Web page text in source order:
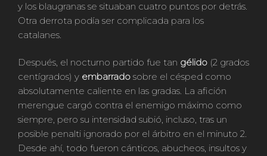
y los blaugranas se situaban cuatro puntos por detrás.
Otra derrota podía ser complicada para los
catalanes.
Después, el nocturno partido fue tan gélido (2 grados
centígrados) y embarrado sobre el césped como
absolutamente caliente en las gradas. La afición
merengue cargó contra el enemigo máximo como
siempre, pero su intensidad subió, incluso, tras un
posible penalti ignorado por el árbitro en el minuto 2.
Desde ahí, todo fueron cánticos, abucheos, insultos y